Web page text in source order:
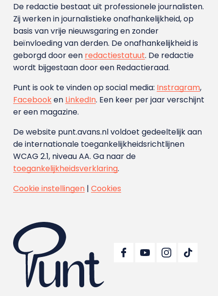
De redactie bestaat uit professionele journalisten.
Zij werken in journalistieke onafhankelijkheid, op
basis van vrije nieuwsgaring en zonder
beïnvloeding van derden. De onafhankelijkheid is
geborgd door een redactiestatuut. De redactie
wordt bijgestaan door een Redactieraad.
Punt is ook te vinden op social media: Instragram,
Facebooken LinkedIn. Een keer per jaar verschijnt
er een magazine.
De website punt.avans.nl voldoet gedeeltelijk aan
de internationale toegankelijkheidsrichtlijnen
WCAG 2.1, niveau AA. Ga naar de
toegankelijkheidsverklaring.
Cookie instellingen| Cookies